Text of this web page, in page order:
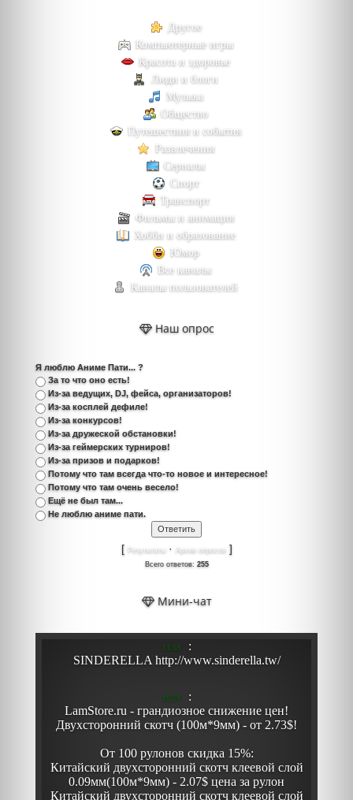
Другое
Компьютерные игры
Красота и здоровье
Люди и блоги
Музыка
Общество
Путешествия и события
Развлечения
Сериалы
Спорт
Транспорт
Фильмы и анимация
Хобби и образование
Юмор
Все каналы
Каналы пользователей
Наш опрос
Я люблю Аниме Пати... ?
За то что оно есть!
Из-за ведущих, DJ, фейса, организаторов!
Из-за косплей дефиле!
Из-за конкурсов!
Из-за дружеской обстановки!
Из-за геймерских турниров!
Из-за призов и подарков!
Потому что там всегда что-то новое и интересное!
Потому что там очень весело!
Ещё не был там...
Не люблю аниме пати.
[ Результаты · Архив опросов]
Всего ответов: 255
Мини-чат